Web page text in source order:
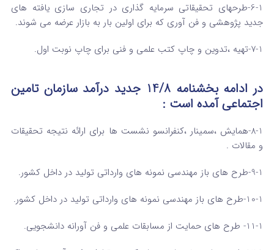
6-1-طرحهای تحقیقاتی سرمایه گذاری در تجاری سازی یافته های
جدید پژوهشی و فن آوری که برای اولین بار به بازار عرضه می شوند.
7-1-تهیه ،تدوین و چاپ کتب علمی و فنی برای چاپ نوبت اول.
در ادامه بخشنامه 14/8 جدید درآمد سازمان تامین
اجتماعی آمده است :
8-1-همایش ،سمینار ،کنفرانسو نشست ها برای ارائه نتیجه تحقیقات
و مقالات .
9-1-طرح های باز مهندسی نمونه های وارداتی تولید در داخل کشور.
10-1-طرح های باز مهندسی نمونه های وارداتی تولید در داخل کشور.
11-1- طرح های حمایت از مسابقات علمی و فن آورانه دانشجویی.